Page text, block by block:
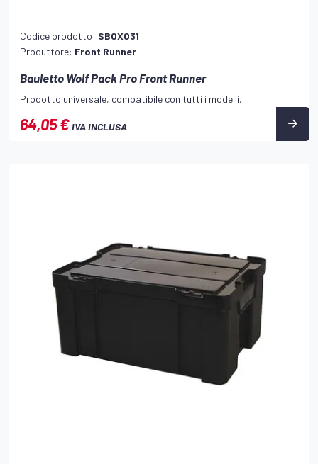
Codice prodotto: SBOX031
Produttore: Front Runner
Bauletto Wolf Pack Pro Front Runner
Prodotto universale, compatibile con tutti i modelli.
64,05 €IVA INCLUSA